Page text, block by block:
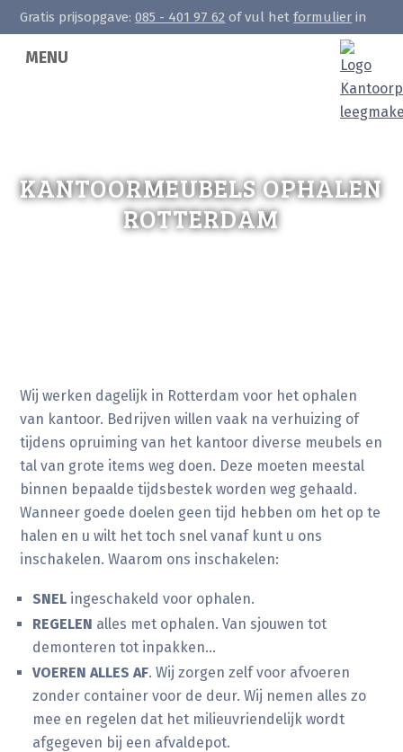
Gratis prijsopgave:085 - 401 97 62 of vul hetformulier in
MENU
KANTOORMEUBELS OPHALEN
ROTTERDAM
Wij werken dagelijk in Rotterdam voor het ophalen
van kantoor. Bedrijven willen vaak na verhuizing of
tijdens opruiming van het kantoor diverse meubels en
tal van grote items weg doen. Deze moeten meestal
binnen bepaalde tijdsbestek worden weg gehaald.
Wanneer goede doelen geen tijd hebben om het op te
halen en u wilt het toch snel vanaf kunt u ons
inschakelen. Waarom ons inschakelen:
SNEL ingeschakeld voor ophalen.
REGELEN alles met ophalen. Van sjouwen tot
demonteren tot inpakken…
VOEREN ALLES AF. Wij zorgen zelf voor afvoeren
zonder container voor de deur. Wij nemen alles zo
mee en regelen dat het milieuvriendelijk wordt
afgegeven bij een afvaldepot.